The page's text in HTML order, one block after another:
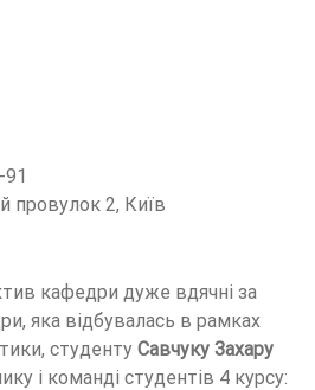
провулок 2, Київ
кафедри дуже вдячні за
яка відбувалась в рамках
студенту Савчуку Захару
і команді студентів 4 курсу: